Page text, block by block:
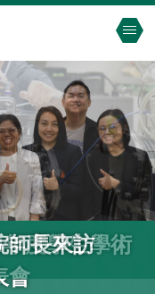
師長來訪
年度學生學術
會